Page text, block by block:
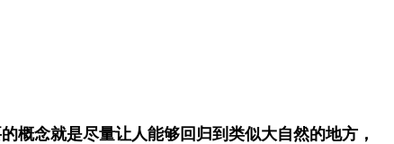
概念就是尽量让人能够回归到类似大自然的地方，